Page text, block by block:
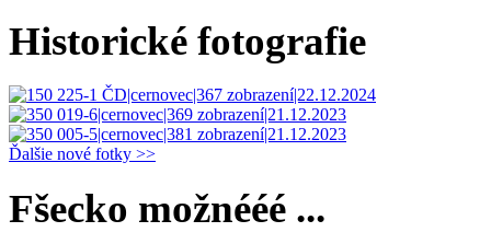
Historické fotografie
Ďalšie nové fotky >>
Fšecko možnééé ...